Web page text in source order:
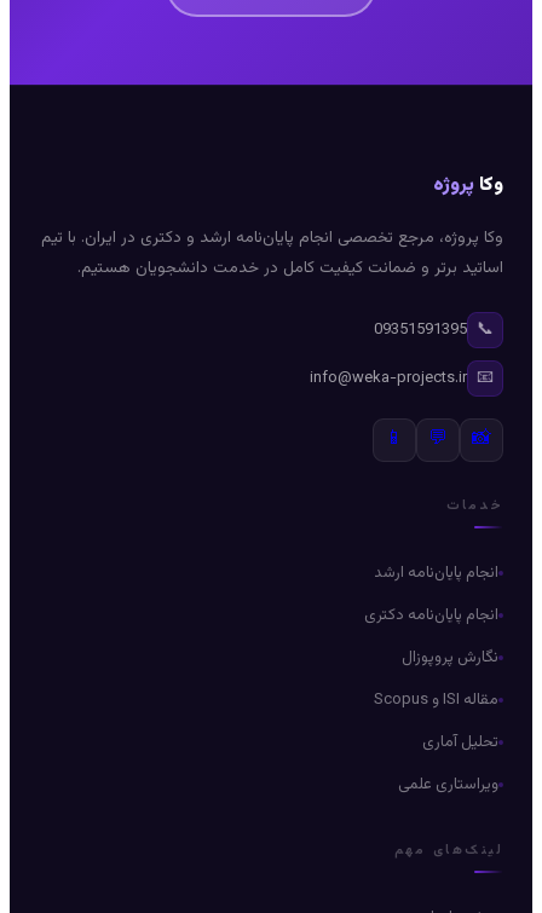
وکا پروژه
وکا پروژه، مرجع تخصصی انجام پایان‌نامه ارشد و دکتری در ایران. با تیم
اساتید برتر و ضمانت کیفیت کامل در خدمت دانشجویان هستیم.
📞
09351591395
📧
info@weka-projects.ir
📸
💬
📱
خدمات
انجام پایان‌نامه ارشد
انجام پایان‌نامه دکتری
نگارش پروپوزال
مقاله ISI و Scopus
تحلیل آماری
ویراستاری علمی
لینک‌های مهم